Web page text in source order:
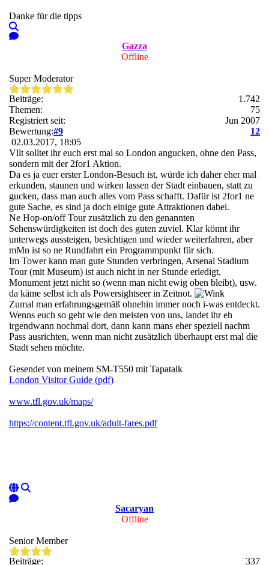
Danke für die tipps
Gazza
Offline
Super Moderator
Beiträge:
1.742
Themen:
75
Registriert seit:
Jun 2007
Bewertung:
12
#9
02.03.2017, 18:05
Vllt solltet ihr euch erst mal so London angucken, ohne den Pass,
sondern mit der 2for1 Aktion.
Da es ja euer erster London-Besuch ist, würde ich daher eher mal
erkunden, staunen und wirken lassen der Stadt einbauen, statt zu
gucken, dass man auch alles vom Pass schafft. Dafür ist 2for1 ne
gute Sache, es sind ja doch einige gute Attraktionen dabei.
Ne Hop-on/off Tour zusätzlich zu den genannten
Sehenswürdigkeiten ist doch des guten zuviel. Klar könnt ihr
unterwegs aussteigen, besichtigen und wieder weiterfahren, aber
mMn ist so ne Rundfahrt ein Programmpunkt für sich.
Im Tower kann man gute Stunden verbringen, Arsenal Stadium
Tour (mit Museum) ist auch nicht in ner Stunde erledigt,
Monument jetzt nicht so (wenn man nicht ewig oben bleibt), usw.
da käme selbst ich als Powersightseer in Zeitnot.
Zumal man erfahrungsgemäß ohnehin immer noch i-was entdeckt.
Wenns euch so geht wie den meisten von uns, landet ihr eh
irgendwann nochmal dort, dann kann mans eher speziell nachm
Pass ausrichten, wenn man nicht zusätzlich überhaupt erst mal die
Stadt sehen möchte.
Gesendet von meinem SM-T550 mit Tapatalk
London Visitor Guide (pdf)
www.tfl.gov.uk/maps/
https://content.tfl.gov.uk/adult-fares.pdf
Sacaryan
Offline
Senior Member
Beiträge:
337